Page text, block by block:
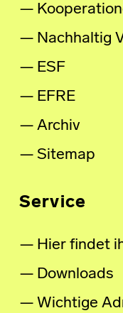
Nachhaltig
ESF
EFRE
Archiv
Sitemap
Service
Hier findet
Downloads
Wichtige